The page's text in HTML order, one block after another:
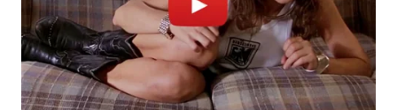
WISATA
LAPAK
WAHANA